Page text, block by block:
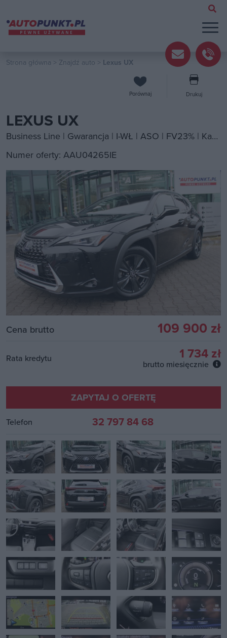
Strona główna > Znajdź auto > Lexus UX
Porównaj Drukuj
LEXUS UX
Business Line | Gwarancja | I-WŁ | ASO | FV23% | Kamery Cofania | Android Auto | Automat | Podgrzewane Fotele | Skóra | Tempomat |
Numer oferty: AAU04265IE
Cena brutto 109 900 zł
Rata kredytu 1 734 zł
brutto miesięcznie
ZAPYTAJ O OFERTĘ
Telefon 32 797 84 68